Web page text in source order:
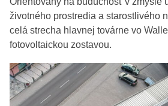
životného prostredia a starostlivého
celá strecha hlavnej továrne vo
fotovoltaickou zostavou.